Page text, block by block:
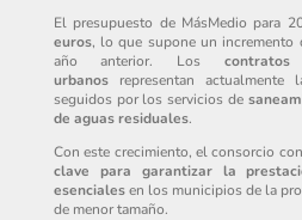
El presupuesto de MásMedio para
euros, lo que supone un incremento
año anterior. Los
urbanosrepresentan actualmente
seguidos por los servicios de
de aguas residuales.
Con este crecimiento, el consorcio
clave para garantizar la
esencialesen los municipios de la
de menor tamaño.